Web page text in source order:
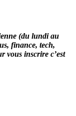
(du lundi au
finance, tech,
vous inscrire c’est